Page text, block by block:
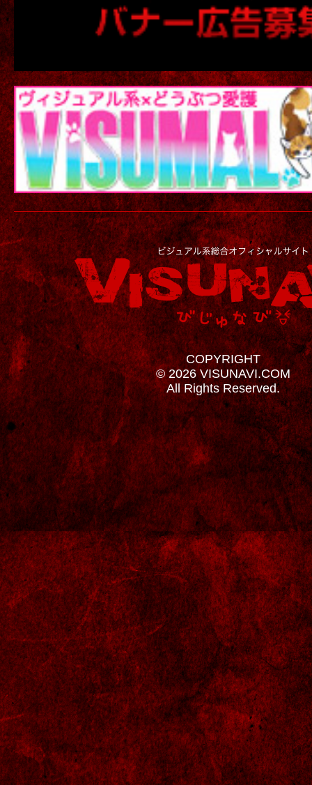
COPYRIGHT
© 2026 VISUNAVI.COM
All Rights Reserved.